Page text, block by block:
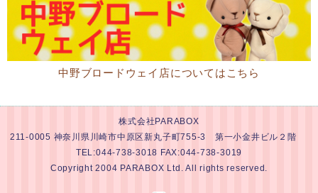
中野ブロードウェイ店についてはこちら
株式会社PARABOX
211-0005 神奈川県川崎市中原区新丸子町755-3 第一小金井ビル２階
TEL:044-738-3018 FAX:044-738-3019
Copyright 2004 PARABOX Ltd. All rights reserved.